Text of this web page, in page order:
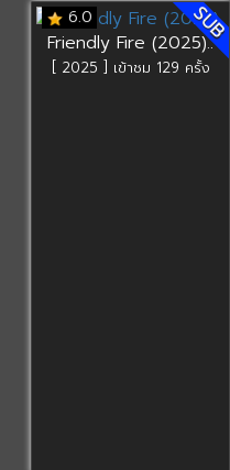
6.0 SUB
Friendly Fire (2025)..
[ 2025 ] เข้าชม 129 ครั้ง